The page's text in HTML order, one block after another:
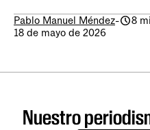
Pablo Manuel Méndez-
8
18 de mayo de 2026
Nuestro